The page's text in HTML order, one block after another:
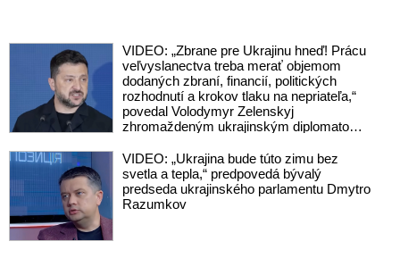
VIDEO: „Zbrane pre Ukrajinu hneď! Prácu
veľvyslanectva treba merať objemom
dodaných zbraní, financií, politických
rozhodnutí a krokov tlaku na nepriateľa,“
povedal Volodymyr Zelenskyj
zhromaždeným ukrajinským diplomatom
odkázal, že USA Ukrajine nedodajú
protiraketové systémy Patriot
VIDEO: „Ukrajina bude túto zimu bez
svetla a tepla,“ predpovedá bývalý
predseda ukrajinského parlamentu Dmytro
Razumkov